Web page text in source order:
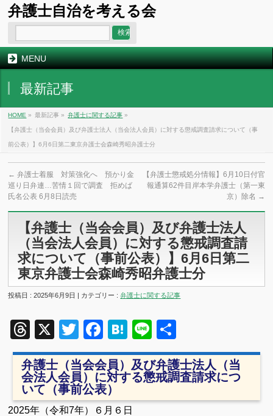
弁護士自治を考える会
MENU
最新記事
HOME » 最新記事 » 弁護士に関する記事 »
【弁護士（当会会員）及び弁護士法人（当会法人会員）に対する懲戒調査請求について（事
前公表）】6月6日第二東京弁護士会森崎秀昭弁護士分
← 弁護士着服 対策強化へ 預かり金
巡り日弁連…苦情１回で調査 拒めば
氏名公表 6月8日読売
【弁護士懲戒処分情報】6月10日付官
報通算62件目岸本学弁護士（第一東
京）除名 →
【弁護士（当会会員）及び弁護士法人
（当会法人会員）に対する懲戒調査請
求について（事前公表）】6月6日第二
東京弁護士会森崎秀昭弁護士分
投稿日 : 2025年6月9日 | カテゴリー :弁護士に関する記事
Threads
X TwitterFacebook
Hatena
Line
有
弁護士（当会会員）及び弁護士法人（当
会法人会員）に対する懲戒調査請求につ
いて（事前公表）
2025年 （令和7年）６月６日